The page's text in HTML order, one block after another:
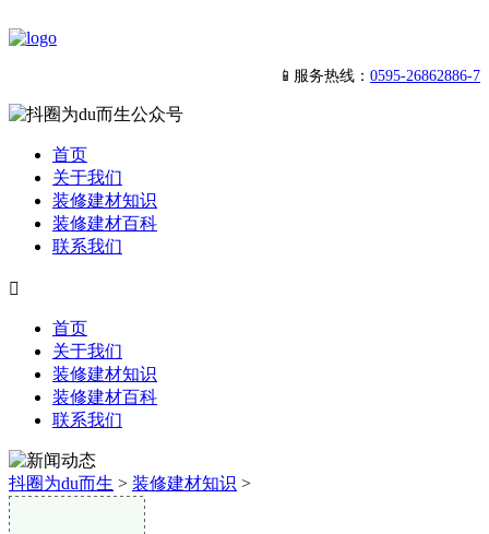
📱服务热线： 0595-26862886-7
首页
关于我们
装修建材知识
装修建材百科
联系我们

首页
关于我们
装修建材知识
装修建材百科
联系我们
抖圈为du而生 > 装修建材知识 >